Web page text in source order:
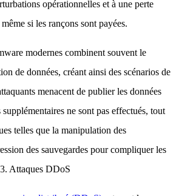
opérationnelles et à une perte
si les rançons sont payées.
modernes combinent souvent le
de données, créant ainsi des scénarios de
menacent de publier les données
ne sont pas effectués, tout
telles que la manipulation des
des sauvegardes pour compliquer les
Attaques DDoS